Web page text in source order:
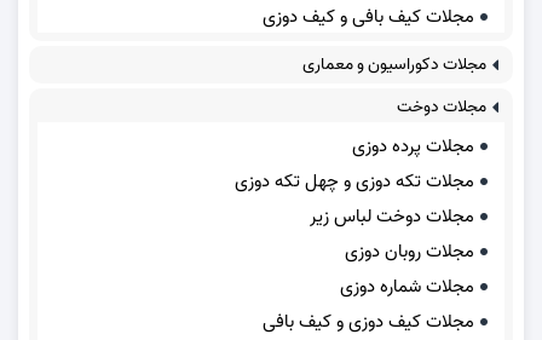
مجلات کیف بافی و کیف دوزی
مجلات دکوراسیون و معماری
مجلات دوخت
مجلات پرده دوزی
مجلات تکه دوزی و چهل تکه دوزی
مجلات دوخت لباس زیر
مجلات روبان دوزی
مجلات شماره دوزی
مجلات کیف دوزی و کیف بافی